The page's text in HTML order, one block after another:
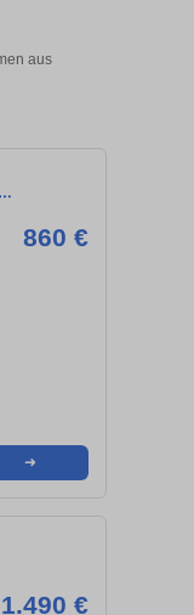
aus
860 €
➜
1.490 €